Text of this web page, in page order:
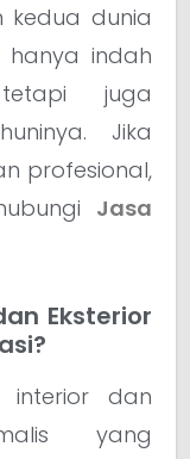
kedua dunia
indah
juga
Jika
profesional,
Jasa
Eksterior
interior dan
yang